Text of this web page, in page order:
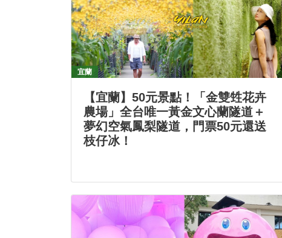
宜蘭
【宜蘭】50元景點！「金雙甡花卉
農場」全台唯一黃金文心蘭隧道＋
夢幻空氣鳳梨隧道，門票50元還送
枝仔冰！